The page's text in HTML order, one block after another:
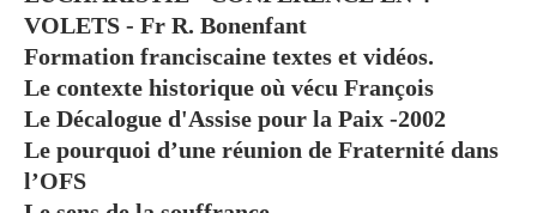
VOLETS - Fr R. Bonenfant
Formation franciscaine textes et vidéos.
Le contexte historique où vécu François
Le Décalogue d'Assise pour la Paix -2002
Le pourquoi d’une réunion de Fraternité dans
l’OFS